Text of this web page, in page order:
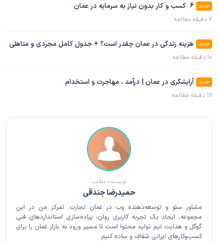
جدید 6 کسب و کار بدون نیاز به سرمایه در عمان
7 دقیقه مطالعه
جدید هزینه زندگی در عمان چقدر است؟ + جدول کامل مجردی و متاهلی
10 دقیقه مطالعه
جدید آرایشگری در عمان | درآمد ، مهاجرت و استخدام
17 دقیقه مطالعه
نویسنده مطلب
حمیدرضا جندقی
مشاور سئو و توسعه‌دهنده وب در عمان تجارت. تمرکز من در این
مجموعه، ایجاد یک تجربه کاربری روان، پیاده‌سازی استانداردهای فنی
گوگل و هدایت تیم تولید محتوا است تا مسیر ورود به بازار عمان را برای
کسب‌وکارهای ایرانی شفاف و ساده کنیم.